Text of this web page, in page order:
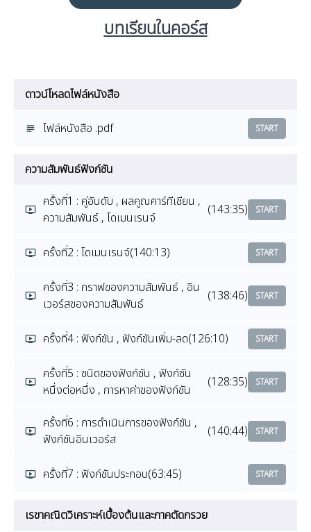
บทเรียนในคอร์ส
ดาวน์โหลดไฟล์หนังสือ
ไฟล์หนังสือ .pdf START
ความสัมพันธ์ฟังก์ชัน
ครั้งที่1 : คู่อันดับ , ผลคูณคาร์ทีเชียน ,
ความสัมพันธ์ , โดเมนเรนจ์
(143:35) START
ครั้งที่2 : โดเมนเรนจ์(140:13) START
ครั้งที่3 : กราฟของความสัมพันธ์ , อิน
เวอร์สของความสัมพันธ์
(138:46) START
ครั้งที่4 : ฟังก์ชัน , ฟังก์ชันเพิ่ม-ลด(126:10) START
ครั้งที่5 : ชนิดของฟังก์ชัน , ฟังก์ชัน
หนึ่งต่อหนึ่ง , การหาค่าของฟังก์ชัน
(128:35) START
ครั้งที่6 : การดำเนินการของฟังก์ชัน ,
ฟังก์ชันอินเวอร์ส
(140:44) START
ครั้งที่7 : ฟังก์ชันประกอบ(63:45) START
เรขาคณิตวิเคราะห์เบื้องต้นและภาคตัดกรวย